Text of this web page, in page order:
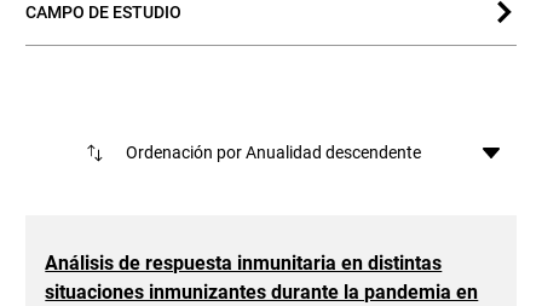
CAMPO DE ESTUDIO
Resultados
Análisis de respuesta inmunitaria en distintas
situaciones inmunizantes durante la pandemia en